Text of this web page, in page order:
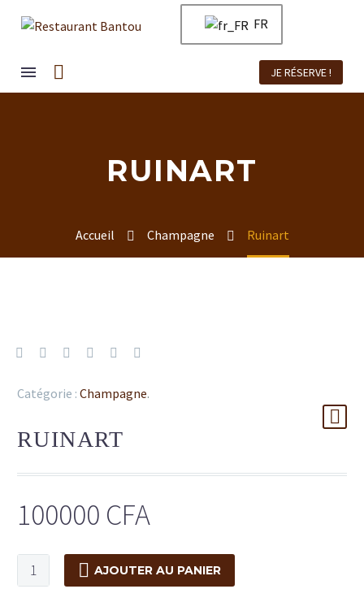
FR
JE RÉSERVE !
RUINART
Accueil Champagne Ruinart
Catégorie : Champagne.
RUINART
100000 CFA
AJOUTER AU PANIER